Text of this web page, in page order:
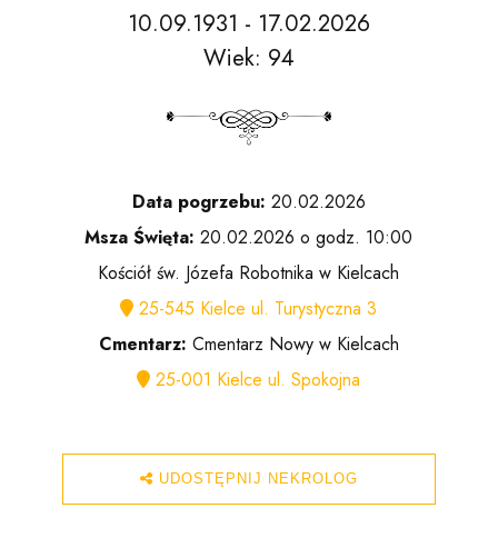
10.09.1931 - 17.02.2026
Wiek: 94
Data pogrzebu: 20.02.2026
Msza Święta: 20.02.2026 o godz. 10:00
Kościół św. Józefa Robotnika w Kielcach
25-545 Kielce ul. Turystyczna 3
Cmentarz: Cmentarz Nowy w Kielcach
25-001 Kielce ul. Spokojna
UDOSTĘPNIJ NEKROLOG